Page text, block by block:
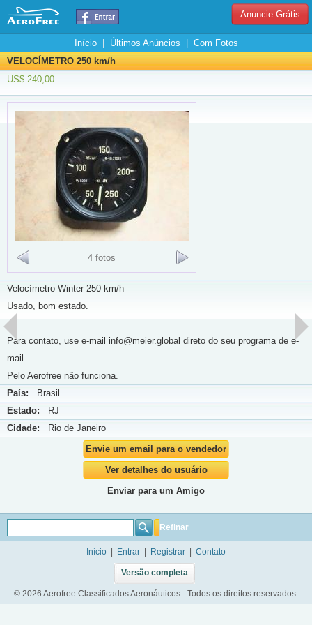
Anuncie Grátis
Início| Últimos Anúncios
Com Fotos
VELOCÍMETRO 250 km/h
US$ 240,00
4 fotos
Velocímetro Winter 250 km/h
Usado, bom estado.
Para contato, use e-mail info@meier.global direto do seu programa de e-
mail.
Pelo Aerofree não funciona.
País: Brasil
Estado: RJ
Cidade: Rio de Janeiro
Envie um email para o vendedor
Ver detalhes do usuário
Enviar para um Amigo
Refinar
Início Entrar Registrar Contato
Versão completa
© 2026 Aerofree Classificados Aeronáuticos - Todos os direitos reservados.